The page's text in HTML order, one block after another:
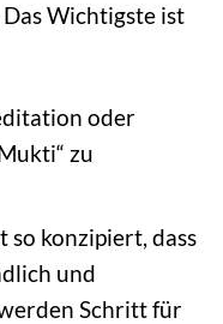
Wichtigste ist
oder
zu
so konzipiert, dass
und
Schritt für